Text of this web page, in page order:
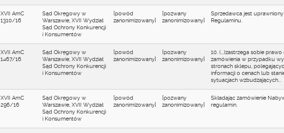
XVII AmC
1310/16
Sąd Okręgowy w
Warszawie, XVII Wydział
Sąd Ochrony Konkurencji
i Konsumentów
[powód
zanonimizowany]
[pozwany
zanonimizowany]
Sprzedawca jest
Regulaminu.
XVII AmC
1467/16
Sąd Okręgowy w
Warszawie, XVII Wydział
Sąd Ochrony Konkurencji
i Konsumentów
[powód
zanonimizowany]
[pozwany
zanonimizowany]
10. (...)zastrzega sobie
zamówienia w przypadku
stronach sklepu,
informacji o cenach lub
sytuacjach wzbudzających...
XVII AmC
296/16
Sąd Okręgowy w
Warszawie, XVII Wydział
Sąd Ochrony Konkurencji
i Konsumentów
[powód
zanonimizowany]
[pozwany
zanonimizowany]
Składając zamówienie
regulamin.